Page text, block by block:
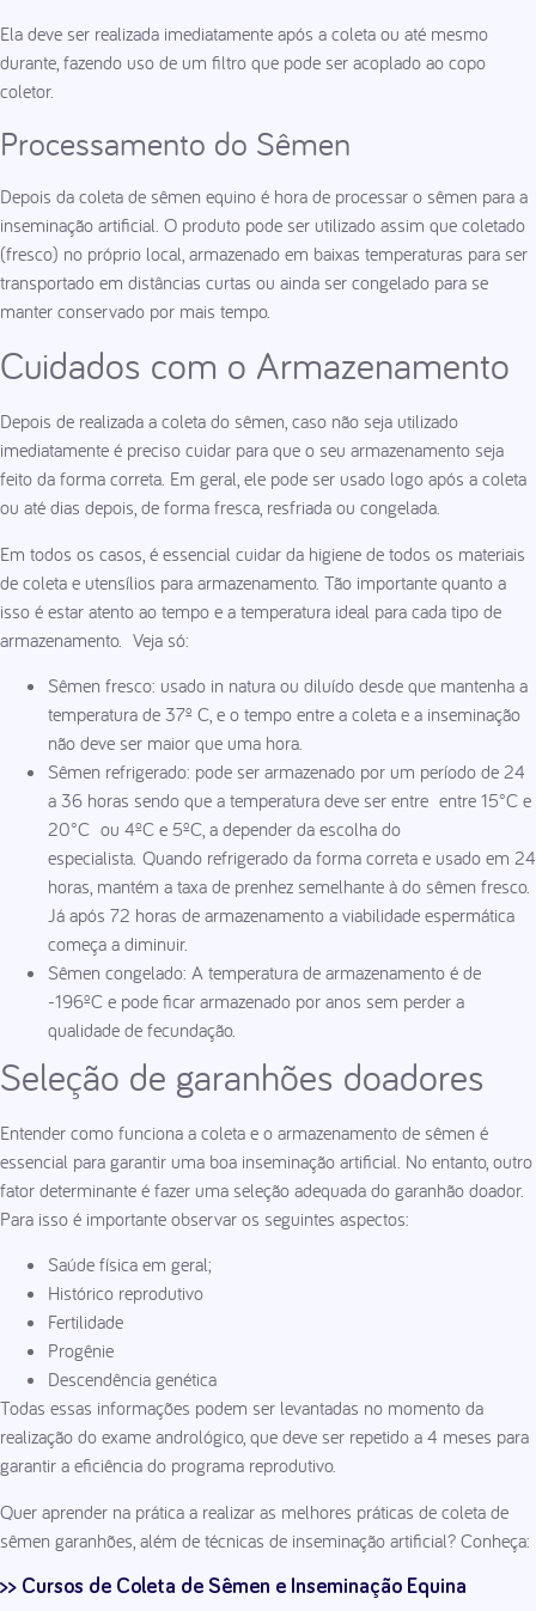
Ela deve ser realizada imediatamente após a coleta ou até mesmo
durante, fazendo uso de um filtro que pode ser acoplado ao copo
coletor.
Processamento do Sêmen
Depois da coleta de sêmen equino é hora de processar o sêmen para a
inseminação artificial. O produto pode ser utilizado assim que coletado
(fresco) no próprio local, armazenado em baixas temperaturas para ser
transportado em distâncias curtas ou ainda ser congelado para se
manter conservado por mais tempo.
Cuidados com o Armazenamento
Depois de realizada a coleta do sêmen, caso não seja utilizado
imediatamente é preciso cuidar para que o seu armazenamento seja
feito da forma correta. Em geral, ele pode ser usado logo após a coleta
ou até dias depois, de forma fresca, resfriada ou congelada.
Em todos os casos, é essencial cuidar da higiene de todos os materiais
de coleta e utensílios para armazenamento. Tão importante quanto a
isso é estar atento ao tempo e a temperatura ideal para cada tipo de
armazenamento. Veja só:
Sêmen fresco: usado in natura ou diluído desde que mantenha a
temperatura de 37º C, e o tempo entre a coleta e a inseminação
não deve ser maior que uma hora.
Sêmen refrigerado: pode ser armazenado por um período de 24
a 36 horas sendo que a temperatura deve ser entre entre 15°C e
20°C ou 4ºC e 5ºC, a depender da escolha do
especialista. Quando refrigerado da forma correta e usado em 24
horas, mantém a taxa de prenhez semelhante à do sêmen fresco.
Já após 72 horas de armazenamento a viabilidade espermática
começa a diminuir.
Sêmen congelado: A temperatura de armazenamento é de
-196ºC e pode ficar armazenado por anos sem perder a
qualidade de fecundação.
Seleção de garanhões doadores
Entender como funciona a coleta e o armazenamento de sêmen é
essencial para garantir uma boa inseminação artificial. No entanto, outro
fator determinante é fazer uma seleção adequada do garanhão doador.
Para isso é importante observar os seguintes aspectos:
Saúde física em geral;
Histórico reprodutivo
Fertilidade
Progênie
Descendência genética
Todas essas informações podem ser levantadas no momento da
realização do exame andrológico, que deve ser repetido a 4 meses para
garantir a eficiência do programa reprodutivo.
Quer aprender na prática a realizar as melhores práticas de coleta de
sêmen garanhões, além de técnicas de inseminação artificial? Conheça:
>> Cursos de Coleta de Sêmen e Inseminação Equina